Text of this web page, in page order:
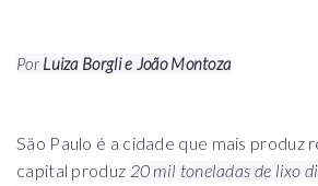
Por Luiza Borgli e João Montoza
São Paulo é a cidade que mais produz
capital produz 20 mil toneladas de lixo